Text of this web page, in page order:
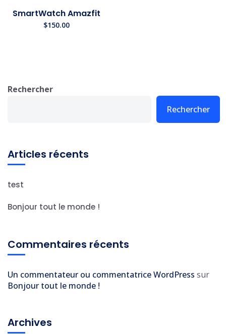
SmartWatch Amazfit
$150.00
Rechercher
Rechercher
Articles récents
test
Bonjour tout le monde !
Commentaires récents
Un commentateur ou commentatrice WordPress sur
Bonjour tout le monde !
Archives